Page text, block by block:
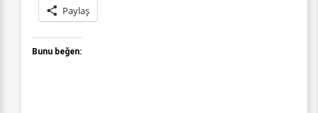
Paylaş
Bunu beğen: